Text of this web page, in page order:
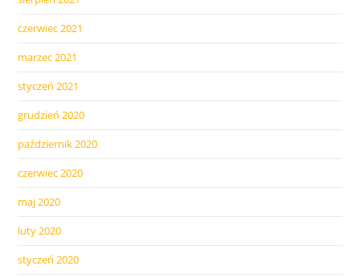
czerwiec 2021
marzec 2021
styczeń 2021
grudzień 2020
październik 2020
czerwiec 2020
maj 2020
luty 2020
styczeń 2020